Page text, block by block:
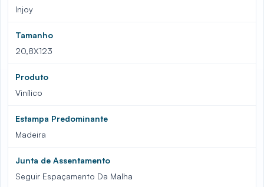
Injoy
Tamanho
20,8X123
Produto
Vinílico
Estampa Predominante
Madeira
Junta de Assentamento
Seguir Espaçamento Da Malha